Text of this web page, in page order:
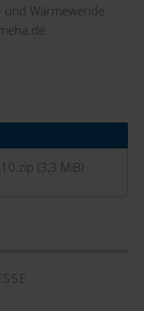
Wärmewende
(3,3 MiB)